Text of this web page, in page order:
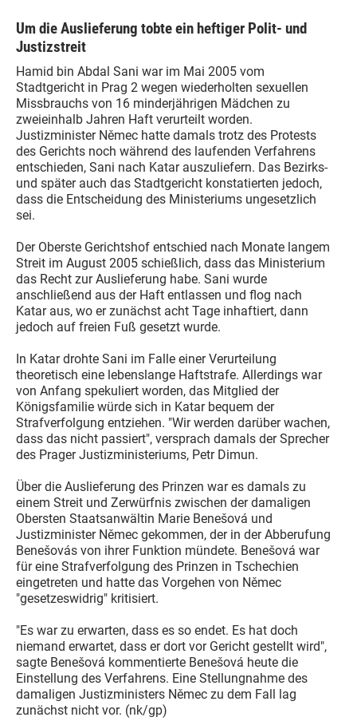
Um die Auslieferung tobte ein heftiger Polit- und
Justizstreit
Hamid bin Abdal Sani war im Mai 2005 vom
Stadtgericht in Prag 2 wegen wiederholten sexuellen
Missbrauchs von 16 minderjährigen Mädchen zu
zweieinhalb Jahren Haft verurteilt worden.
Justizminister Němec hatte damals trotz des Protests
des Gerichts noch während des laufenden Verfahrens
entschieden, Sani nach Katar auszuliefern. Das Bezirks-
und später auch das Stadtgericht konstatierten jedoch,
dass die Entscheidung des Ministeriums ungesetzlich
sei.
Der Oberste Gerichtshof entschied nach Monate langem
Streit im August 2005 schießlich, dass das Ministerium
das Recht zur Auslieferung habe. Sani wurde
anschließend aus der Haft entlassen und flog nach
Katar aus, wo er zunächst acht Tage inhaftiert, dann
jedoch auf freien Fuß gesetzt wurde.
In Katar drohte Sani im Falle einer Verurteilung
theoretisch eine lebenslange Haftstrafe. Allerdings war
von Anfang spekuliert worden, das Mitglied der
Königsfamilie würde sich in Katar bequem der
Strafverfolgung entziehen. "Wir werden darüber wachen,
dass das nicht passiert", versprach damals der Sprecher
des Prager Justizministeriums, Petr Dimun.
Über die Auslieferung des Prinzen war es damals zu
einem Streit und Zerwürfnis zwischen der damaligen
Obersten Staatsanwältin Marie Benešová und
Justizminister Němec gekommen, der in der Abberufung
Benešovás von ihrer Funktion mündete. Benešová war
für eine Strafverfolgung des Prinzen in Tschechien
eingetreten und hatte das Vorgehen von Němec
"gesetzeswidrig" kritisiert.
"Es war zu erwarten, dass es so endet. Es hat doch
niemand erwartet, dass er dort vor Gericht gestellt wird",
sagte Benešová kommentierte Benešová heute die
Einstellung des Verfahrens. Eine Stellungnahme des
damaligen Justizministers Němec zu dem Fall lag
zunächst nicht vor. (nk/gp)